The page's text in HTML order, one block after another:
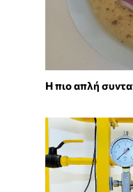
Η πιο απλή